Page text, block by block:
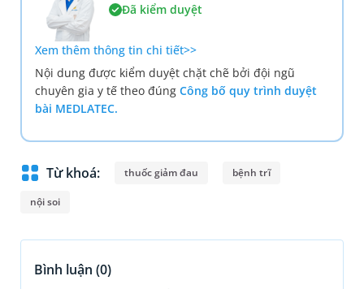
Đã kiểm duyệt
Xem thêm thông tin chi tiết>>
Nội dung được kiểm duyệt chặt chẽ bởi đội ngũ
chuyên gia y tế theo đúng Công bố quy trình duyệt
bài MEDLATEC.
Từ khoá: thuốc giảm đau bệnh trĩ
nội soi
Bình luận (0)